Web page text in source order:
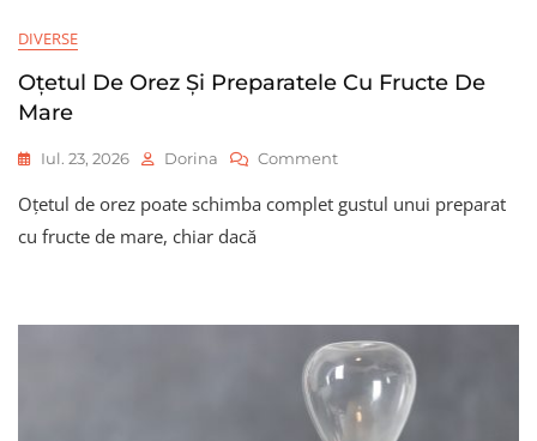
DIVERSE
Oțetul De Orez Și Preparatele Cu Fructe De
Mare
Iul. 23, 2026 Dorina CommentOn
De
Fructe
De
Mare
Oțetul de orez poate schimba complet gustul unui preparat
cu fructe de mare, chiar dacă